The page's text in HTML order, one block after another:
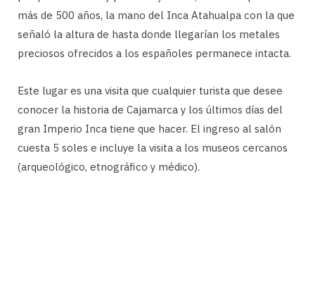
más de 500 años, la mano del Inca Atahualpa con la que
señaló la altura de hasta donde llegarían los metales
preciosos ofrecidos a los españoles permanece intacta.
Este lugar es una visita que cualquier turista que desee
conocer la historia de Cajamarca y los últimos días del
gran Imperio Inca tiene que hacer. El ingreso al salón
cuesta 5 soles e incluye la visita a los museos cercanos
(arqueológico, etnográfico y médico).